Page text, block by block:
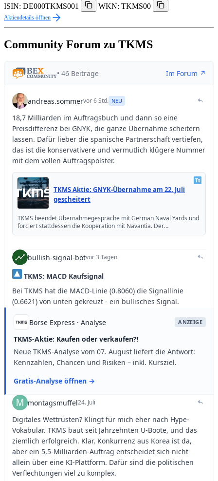
ISIN: DE000TKMS001
WKN: TKMS00
Aktiendetails öffnen
Community Forum zu TKMS